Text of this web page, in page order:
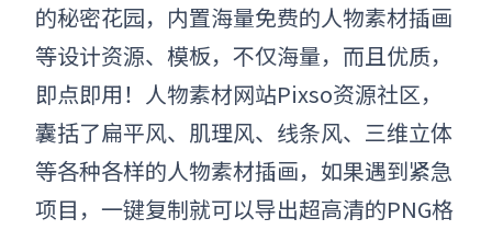
的秘密花园，内置海量免费的人物素材插画
等设计资源、模板，不仅海量，而且优质，
即点即用！ 人物素材网站Pixso资源社区，
囊括了扁平风、肌理风、线条风、三维立体
等各种各样的人物素材插画，如果遇到紧急
项目，一键复制就可以导出超高清的PNG格